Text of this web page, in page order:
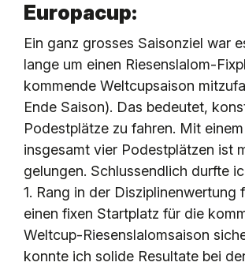
FANCLUB
KONTAKT
Europacup:
Ein ganz grosses Saisonziel war
lange um einen Riesenslalom-
kommende Weltcupsaison
Ende Saison). Das bedeutet,
Podestplätze zu fahren. Mit
insgesamt vier Podestplätzen ist
gelungen. Schlussendlich durfte
1. Rang in der Disziplinenwertung
einen fixen Startplatz für die
Weltcup-Riesenslalomsaison
konnte ich solide Resultate bei